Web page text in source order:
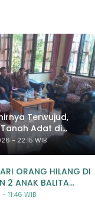
Terwujud,
Adat di
Strategis
Babak
- 22:15 WIB
ORANG HILANG DI
2 ANAK BALITA
SEJAK 20 JULI 2026
11:46 WIB